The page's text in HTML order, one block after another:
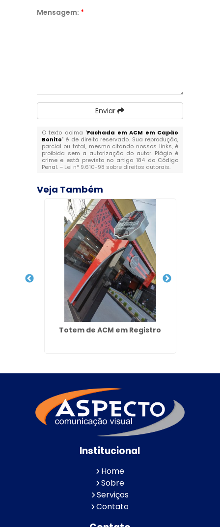
Mensagem: *
Enviar
O texto acima "Fachada em ACM em Capão
Bonito" é de direito reservado. Sua reprodução,
parcial ou total, mesmo citando nossos links, é
proibida sem a autorização do autor. Plágio é
crime e está previsto no artigo 184 do Código
Penal. – Lei n° 9.610-98 sobre direitos autorais.
Veja Também
Totem de ACM em Registro
Institucional
Home
Sobre
Serviços
Contato